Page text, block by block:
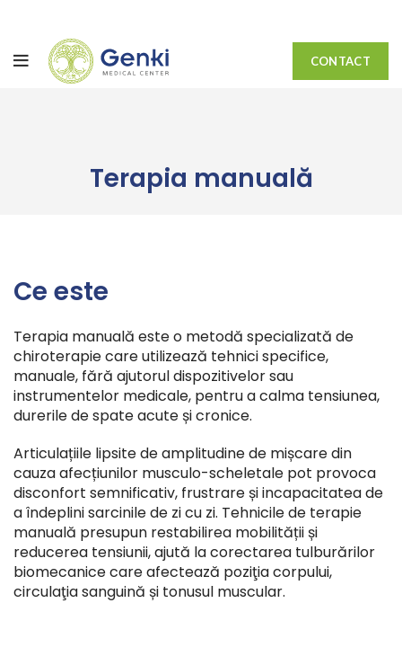
CONTACT
Terapia manuală
Ce este
Terapia manuală este o metodă specializată de
chiroterapie care utilizează tehnici specifice,
manuale, fără ajutorul dispozitivelor sau
instrumentelor medicale, pentru a calma tensiunea,
durerile de spate acute și cronice.
Articulațiile lipsite de amplitudine de mișcare din
cauza afecțiunilor musculo-scheletale pot provoca
disconfort semnificativ, frustrare și incapacitatea de
a îndeplini sarcinile de zi cu zi. Tehnicile de terapie
manuală presupun restabilirea mobilității și
reducerea tensiunii, ajută la corectarea tulburărilor
biomecanice care afectează poziţia corpului,
circulaţia sanguină și tonusul muscular.